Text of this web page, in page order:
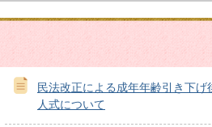
民法改正による成年年齢引き下げ
人式について